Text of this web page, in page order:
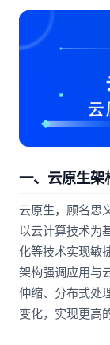
一、云原生架
云原生，顾名思
以云计算技术为
化等技术实现敏
架构强调应用与
伸缩、分布式处
变化，实现更高